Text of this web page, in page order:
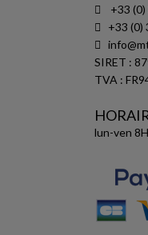
+33 (0)
+33 (0)
SIRET :
TVA :
lun-ven